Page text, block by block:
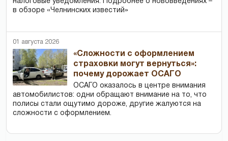
в обзоре «Челнинских известий»
01 августа 2026
«Сложности с оформлением
страховки могут вернуться»:
почему дорожает ОСАГО
ОСАГО оказалось в центре внимания
автомобилистов: одни обращают внимание на то, что
полисы стали ощутимо дороже, другие жалуются на
сложности с оформлением.